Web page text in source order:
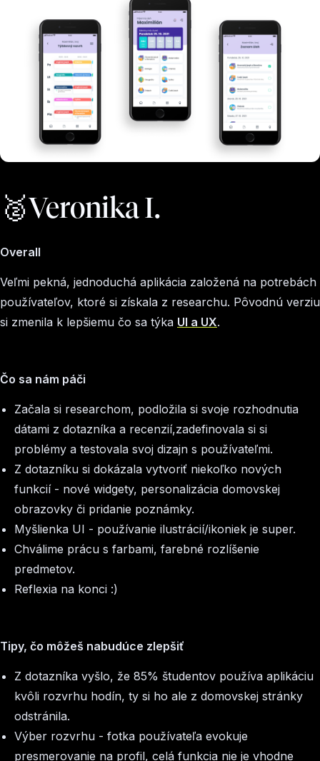
🥈Veronika I.
Overall
Veľmi pekná, jednoduchá aplikácia založená na potrebách
používateľov, ktoré si získala z researchu. Pôvodnú verziu
si zmenila k lepšiemu čo sa týka UI a UX.
Čo sa nám páči
Začala si researchom, podložila si svoje rozhodnutia
dátami z dotazníka a recenzií,zadefinovala si si
problémy a testovala svoj dizajn s používateľmi.
Z dotazníku si dokázala vytvoriť niekoľko nových
funkcií - nové widgety, personalizácia domovskej
obrazovky či pridanie poznámky.
Myšlienka UI - používanie ilustrácií/ikoniek je super.
Chválime prácu s farbami, farebné rozlíšenie
predmetov.
Reflexia na konci :)
Tipy, čo môžeš nabudúce zlepšiť
Z dotazníka vyšlo, že 85% študentov používa aplikáciu
kvôli rozvrhu hodín, ty si ho ale z domovskej stránky
odstránila.
Výber rozvrhu - fotka používateľa evokuje
presmerovanie na profil, celá funkcia nie je vhodne